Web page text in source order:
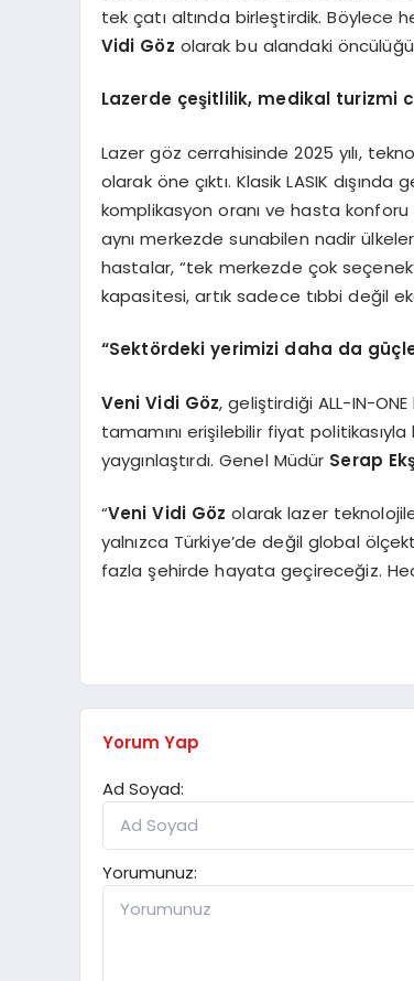
tek çatı altında birleştirdik. Böylece
Vidi Göz olarak bu alandaki
Lazerde çeşitlilik, medikal turizmi
Lazer göz cerrahisinde 2025 yılı,
olarak öne çıktı. Klasik LASIK
komplikasyon oranı ve hasta konforu
aynı merkezde sunabilen nadir
hastalar, “tek merkezde çok
kapasitesi, artık sadece tıbbi değil
“Sektördeki yerimizi daha da
Veni Vidi Göz, geliştirdiği ALL-IN-
tamamını erişilebilir fiyat
yaygınlaştırdı. Genel Müdür Serap
“Veni Vidi Göz olarak lazer
yalnızca Türkiye’de değil global
fazla şehirde hayata geçireceğiz.
Yorum Yap
Ad Soyad:
Yorumunuz: